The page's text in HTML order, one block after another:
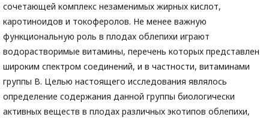
сочетающей комплекс незаменимых жирных кислот,
каротиноидов и токоферолов. Не менее важную
функциональную роль в плодах облепихи играют
водорастворимые витамины, перечень которых представлен
широким спектром соединений, и в частности, витаминами
группы B. Целью настоящего исследования являлось
определение содержания данной группы биологически
активных веществ в плодах различных экотипов облепихи,